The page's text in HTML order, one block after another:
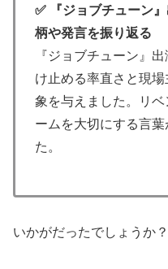
✅ 『ジョブチューン
柄や発言を振り返る
『ジョブチューン』
け止める率直さと現
象を与えました。リ
ームを大切にする言
た。
いかがだったでしょうか？